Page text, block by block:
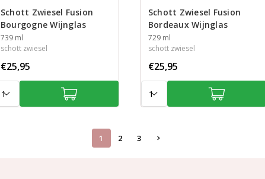
Schott Zwiesel Fusion
Bourgogne Wijnglas
Inhoud
739 ml
schott zwiesel
€25,95
Schott Zwiesel Fusion
Bordeaux Wijnglas
Inhoud
729 ml
schott zwiesel
€25,95
1 2 3